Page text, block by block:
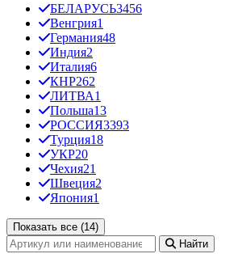
БЕЛАРУСЬ3456
Венгрия1
Германия48
Индия2
Италия6
КНР262
ЛИТВА1
Польша13
РОССИЯ3393
Турция18
УКР20
Чехия21
Швеция2
Япония1
Показать все (14)
Найти